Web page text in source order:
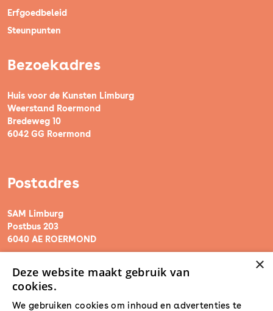
Erfgoedbeleid
Steunpunten
Bezoekadres
Huis voor de Kunsten Limburg
Weerstand Roermond
Bredeweg 10
6042 GG Roermond
Postadres
SAM Limburg
Postbus 203
6040 AE ROERMOND
steunpunt@sam-limburg.nl
0475-399281
×
Deze website maakt gebruik van
cookies.
We gebruiken cookies om inhoud en advertenties te